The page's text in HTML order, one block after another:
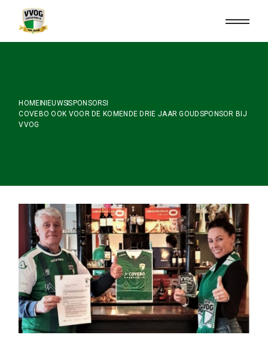
content
HOME NIEUWSSPONSORS
COVEBO OOK VOOR DE KOMENDE DRIE JAAR GOUDSPONSOR BIJ
VVOG